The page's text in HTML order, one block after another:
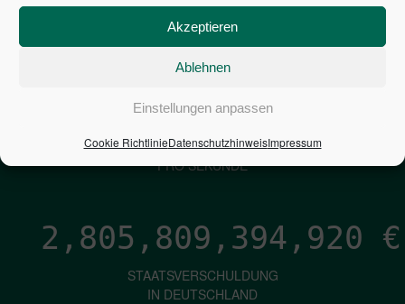
Akzeptieren
Ablehnen
Einstellungen anpassen
Cookie RichtlinieDatenschutzhinweisImpressum
PRO SEKUNDE
1,601€
ZINSEN
PRO SEKUNDE
2,805,809,396,182 €
STAATSVERSCHULDUNG
IN DEUTSCHLAND